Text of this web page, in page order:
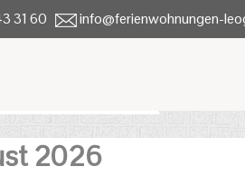
31 60 info@ferienwohnungen-
2026